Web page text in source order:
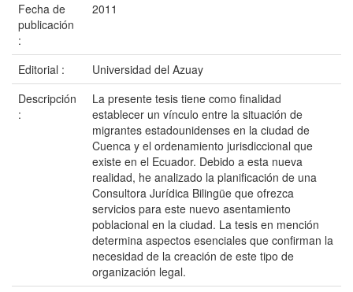
Fecha de
publicación
:
2011
Editorial :
Universidad del Azuay
Descripción
:
La presente tesis tiene como finalidad
establecer un vínculo entre la situación de
migrantes estadounidenses en la ciudad de
Cuenca y el ordenamiento jurisdiccional que
existe en el Ecuador. Debido a esta nueva
realidad, he analizado la planificación de una
Consultora Jurídica Bilingüe que ofrezca
servicios para este nuevo asentamiento
poblacional en la ciudad. La tesis en mención
determina aspectos esenciales que confirman la
necesidad de la creación de este tipo de
organización legal.